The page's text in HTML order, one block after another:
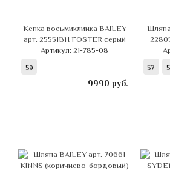
Кепка восьмиклинка BAILEY
арт. 25551BH FOSTER серый
Артикул: 21-785-08
59
9990 руб.
57